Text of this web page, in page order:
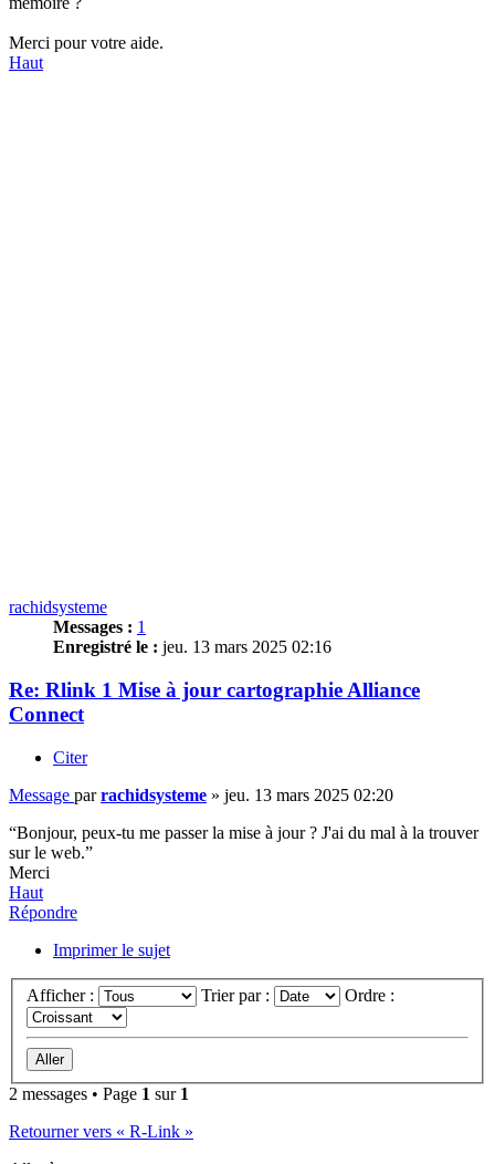
Merci pour votre aide.
Haut
rachidsysteme
Messages : 1
Enregistré le : jeu. 13 mars 2025 02:16
Re: Rlink 1 Mise à jour cartographie Alliance
Connect
Citer
Message parrachidsysteme » jeu. 13 mars 2025 02:20
“Bonjour, peux-tu me passer la mise à jour ? J'ai du mal à la trouver
sur le web.”
Merci
Haut
Répondre
Imprimer le sujet
Afficher : Trier par : Ordre :
2 messages • Page 1 sur 1
Retourner vers « R-Link »